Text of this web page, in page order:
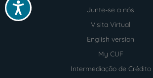
Acessibilidade
Junte-se a nós
Visita Virtual
English version
My CUF
Intermediação de Crédito